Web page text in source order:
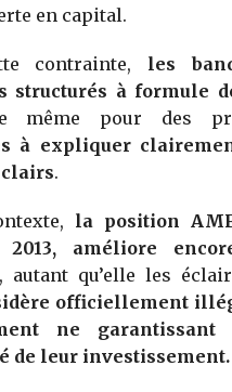
en capital.
contrainte, les
structurés à formule
même pour des
à expliquer
.
la position
2013, améliore
autant qu’elle les
officiellement
ne garantissant
de leur investissement.